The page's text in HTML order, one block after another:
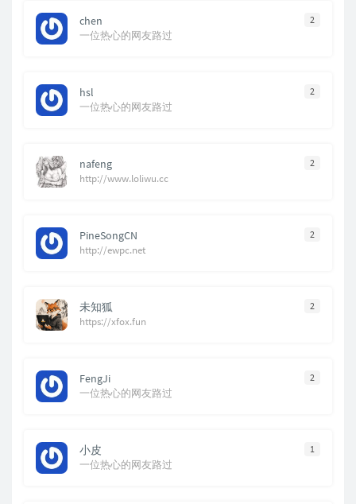
2
chen
一位热心的网友路过
2
hsl
一位热心的网友路过
2
nafeng
http://www.loliwu.cc
2
PineSongCN
http://ewpc.net
2
未知狐
https://xfox.fun
2
FengJi
一位热心的网友路过
1
小皮
一位热心的网友路过